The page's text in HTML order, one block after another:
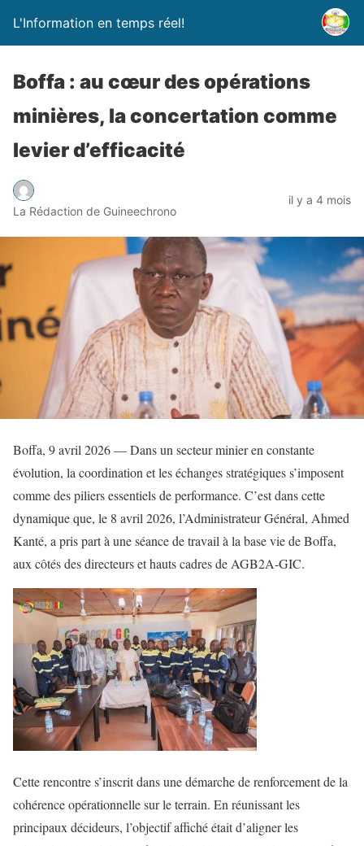
L'Information en temps réel!
Boffa : au cœur des opérations
minières, la concertation comme
levier d’efficacité
La Rédaction de Guineechrono
il y a 4 mois
Boffa, 9 avril 2026 — Dans un secteur minier en constante
évolution, la coordination et les échanges stratégiques s’imposent
comme des piliers essentiels de performance. C’est dans cette
dynamique que, le 8 avril 2026, l’Administrateur Général, Ahmed
Kanté, a pris part à une séance de travail à la base vie de Boffa,
aux côtés des directeurs et hauts cadres de AGB2A-GIC.
Cette rencontre s’inscrit dans une démarche de renforcement de la
cohérence opérationnelle sur le terrain. En réunissant les
principaux décideurs, l’objectif affiché était d’aligner les